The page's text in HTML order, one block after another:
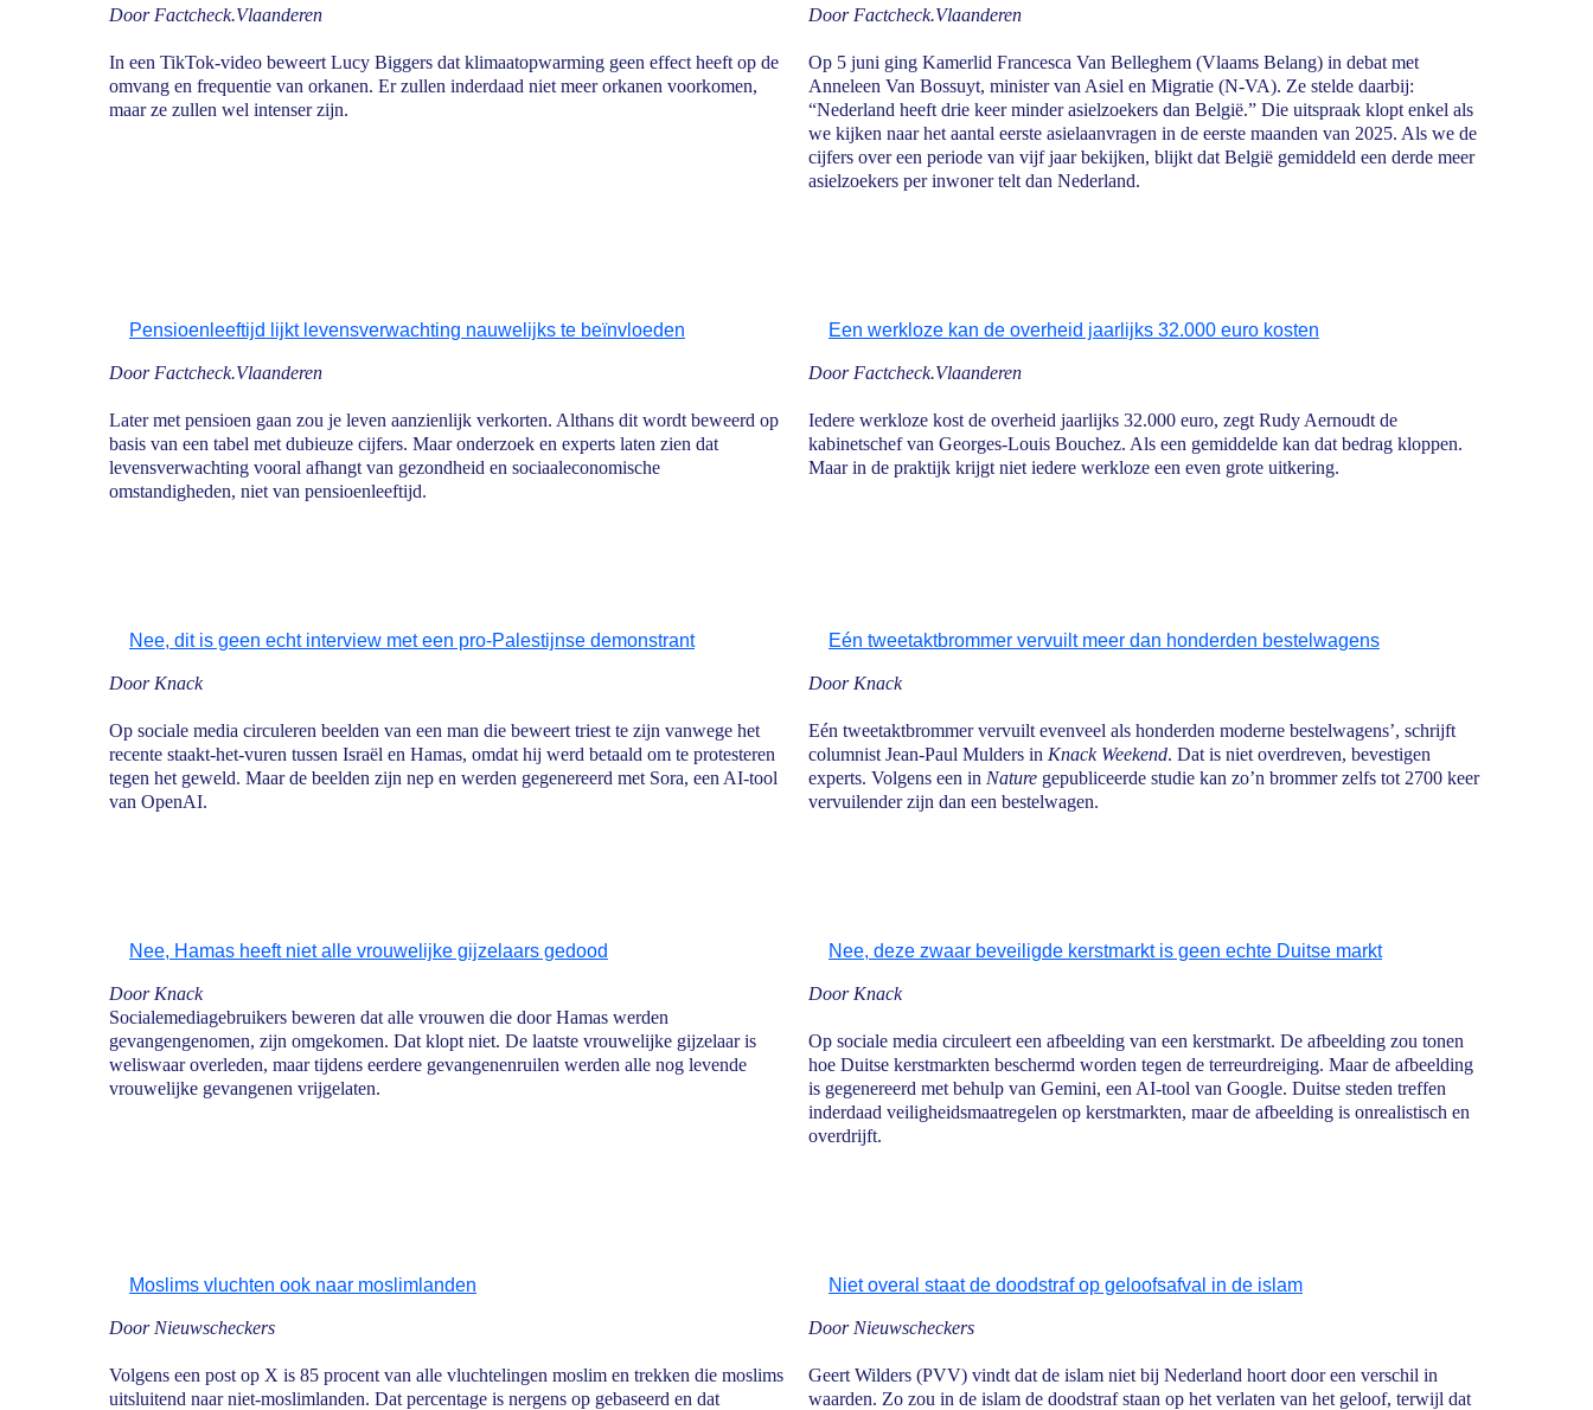
Door Factcheck.Vlaanderen
In een TikTok-video beweert Lucy Biggers dat klimaatopwarming geen effect heeft op de
omvang en frequentie van orkanen. Er zullen inderdaad niet meer orkanen voorkomen,
maar ze zullen wel intenser zijn.
Door Factcheck.Vlaanderen
Op 5 juni ging Kamerlid Francesca Van Belleghem (Vlaams Belang) in debat met
Anneleen Van Bossuyt, minister van Asiel en Migratie (N-VA). Ze stelde daarbij:
“Nederland heeft drie keer minder asielzoekers dan België.” Die uitspraak klopt enkel als
we kijken naar het aantal eerste asielaanvragen in de eerste maanden van 2025. Als we de
cijfers over een periode van vijf jaar bekijken, blijkt dat België gemiddeld een derde meer
asielzoekers per inwoner telt dan Nederland.
Pensioenleeftijd lijkt levensverwachting nauwelijks te beïnvloeden
Door Factcheck.Vlaanderen
Later met pensioen gaan zou je leven aanzienlijk verkorten. Althans dit wordt beweerd op
basis van een tabel met dubieuze cijfers. Maar onderzoek en experts laten zien dat
levensverwachting vooral afhangt van gezondheid en sociaaleconomische
omstandigheden, niet van pensioenleeftijd.
Een werkloze kan de overheid jaarlijks 32.000 euro kosten
Door Factcheck.Vlaanderen
Iedere werkloze kost de overheid jaarlijks 32.000 euro, zegt Rudy Aernoudt de
kabinetschef van Georges-Louis Bouchez. Als een gemiddelde kan dat bedrag kloppen.
Maar in de praktijk krijgt niet iedere werkloze een even grote uitkering.
Nee, dit is geen echt interview met een pro-Palestijnse demonstrant
Door Knack
Op sociale media circuleren beelden van een man die beweert triest te zijn vanwege het
recente staakt-het-vuren tussen Israël en Hamas, omdat hij werd betaald om te protesteren
tegen het geweld. Maar de beelden zijn nep en werden gegenereerd met Sora, een AI-tool
van OpenAI.
Eén tweetaktbrommer vervuilt meer dan honderden bestelwagens
Door Knack
Eén tweetaktbrommer vervuilt evenveel als honderden moderne bestelwagens’, schrijft
columnist Jean-Paul Mulders in Knack Weekend. Dat is niet overdreven, bevestigen
experts. Volgens een in Nature gepubliceerde studie kan zo’n brommer zelfs tot 2700 keer
vervuilender zijn dan een bestelwagen.
Nee, Hamas heeft niet alle vrouwelijke gijzelaars gedood
Door Knack
Socialemediagebruikers beweren dat alle vrouwen die door Hamas werden
gevangengenomen, zijn omgekomen. Dat klopt niet. De laatste vrouwelijke gijzelaar is
weliswaar overleden, maar tijdens eerdere gevangenenruilen werden alle nog levende
vrouwelijke gevangenen vrijgelaten.
Nee, deze zwaar beveiligde kerstmarkt is geen echte Duitse markt
Door Knack
Op sociale media circuleert een afbeelding van een kerstmarkt. De afbeelding zou tonen
hoe Duitse kerstmarkten beschermd worden tegen de terreurdreiging. Maar de afbeelding
is gegenereerd met behulp van Gemini, een AI-tool van Google. Duitse steden treffen
inderdaad veiligheidsmaatregelen op kerstmarkten, maar de afbeelding is onrealistisch en
overdrijft.
Moslims vluchten ook naar moslimlanden
Door Nieuwscheckers
Volgens een post op X is 85 procent van alle vluchtelingen moslim en trekken die moslims
uitsluitend naar niet-moslimlanden. Dat percentage is nergens op gebaseerd en dat
Niet overal staat de doodstraf op geloofsafval in de islam
Door Nieuwscheckers
Geert Wilders (PVV) vindt dat de islam niet bij Nederland hoort door een verschil in
waarden. Zo zou in de islam de doodstraf staan op het verlaten van het geloof, terwijl dat